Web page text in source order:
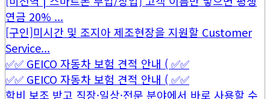
연금 20% ...
[구인]미시간 및 조지아 제조현장을 지원할 Customer
Service...
✅✅ GEICO 자동차 보험 견적 안내 ( ✅✅
✅✅ GEICO 자동차 보험 견적 안내 ( ✅✅
학비 보조 받고 직장·일상·전문 분야에서 바로 사용할 수